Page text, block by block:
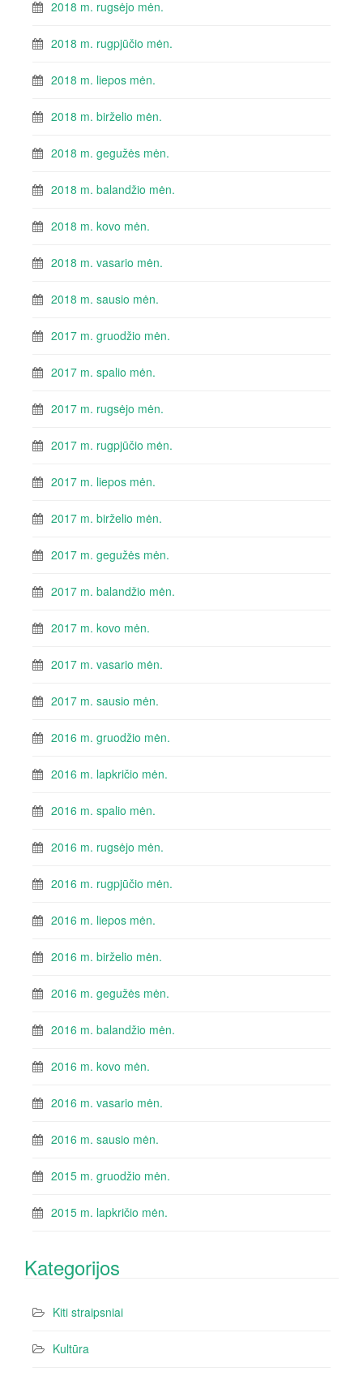
2018 m. rugsėjo mėn.
2018 m. rugpjūčio mėn.
2018 m. liepos mėn.
2018 m. birželio mėn.
2018 m. gegužės mėn.
2018 m. balandžio mėn.
2018 m. kovo mėn.
2018 m. vasario mėn.
2018 m. sausio mėn.
2017 m. gruodžio mėn.
2017 m. spalio mėn.
2017 m. rugsėjo mėn.
2017 m. rugpjūčio mėn.
2017 m. liepos mėn.
2017 m. birželio mėn.
2017 m. gegužės mėn.
2017 m. balandžio mėn.
2017 m. kovo mėn.
2017 m. vasario mėn.
2017 m. sausio mėn.
2016 m. gruodžio mėn.
2016 m. lapkričio mėn.
2016 m. spalio mėn.
2016 m. rugsėjo mėn.
2016 m. rugpjūčio mėn.
2016 m. liepos mėn.
2016 m. birželio mėn.
2016 m. gegužės mėn.
2016 m. balandžio mėn.
2016 m. kovo mėn.
2016 m. vasario mėn.
2016 m. sausio mėn.
2015 m. gruodžio mėn.
2015 m. lapkričio mėn.
Kategorijos
Kiti straipsniai
Kultūra